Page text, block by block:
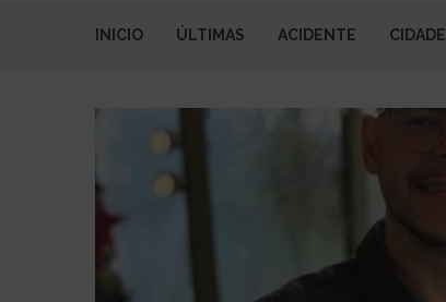
INICIO ÚLTIMAS ACIDENTE CIDADE